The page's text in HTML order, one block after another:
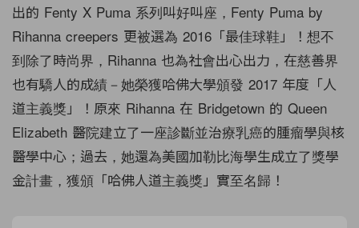
出的 Fenty X Puma 系列叫好叫座，Fenty Puma by
Rihanna creepers 更被選為 2016「最佳球鞋」！想不
到除了時尚界，Rihanna 也為社會出心出力，在慈善界
也有驕人的成績－她榮獲哈佛大學頒發 2017 年度「人
道主義獎」！原來 Rihanna 在 Bridgetown 的 Queen
Elizabeth 醫院建立了一座診斷並治療乳癌的腫瘤學與核
醫學中心；過去，她還為美國加勒比海學生成立了獎學
金計畫，獲頒「哈佛人道主義獎」實至名歸！